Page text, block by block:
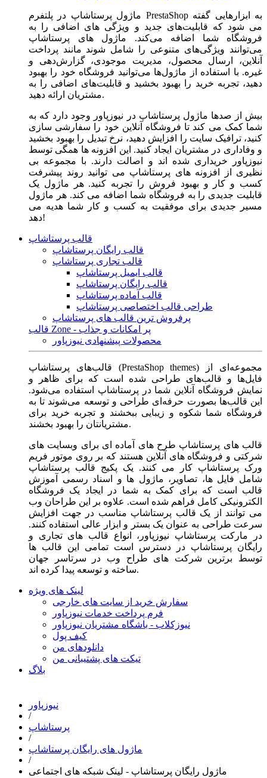
ماژول‌ پرستاشاپ در پلتفرم PrestaShop به ابزارهایی گفته
می شود که قابلیت‌های جدید و ویژگی های اضافی را به
فروشگاه شما اضافه می‌کند. ماژول های پرستاشاپ
می‌توانند ویژگی‌های متنوعی را شامل شوند مانند پرداخت
آنلاین، ارسال محصول، مدیریت موجودی، گزارش‌دهی و
غیره. با استفاده از ماژول‌ها می‌توانید فروشگاه خود را بهبود
دهید، تجربه خرید را بهبود بخشید و قابلیت‌های اضافی را به
مشتریان ارائه دهید.
بیش از صدها ماژول پرستاشاپ در نیوزپاور وجود دارد که به
شما کمک می کند تا فروشگاه آنلاین خود را سفارشی سازی
کنید، ترافیک سایت را افزایش دهید، نرخ تبدیل را بهبود بخشید
و وفاداری در مشتریان ایجاد کنید. این افزونه ها همگی توسط
نیوزپاور خریداری شده اند و اصالت دارند. با مجموعه بی
نظیری از افزونه های پرستاشاپ می توانید روند پیشرفت
کسب و کار و بهبود فروش را تجربه کنید. هر ماژول یک
قابلیت جدیدی را به فروشگاه شما اضافه می کند. هر ماژول
مسیر جدیدی برای موفقیت به کسب و کار شما هدیه می
دهد!
قالب پرستاشاپ
قالب رایگان پرستاشاپ
قالب تجاری پرستاشاپ
قالب ایمیل پرستاشاپ
قالب رایگان پرستاشاپ
قالب آماده پرستاشاپ
طراحی قالب اختصاصی پرستاشاپ
پرفروش ترین قالب های پرستاشاپ
قالب Zone - پر امکانات و جذاب
محصولات پیشنهادی نیوزپاور
قالب‌های پرستاشاپ (PrestaShop themes) مجموعه‌ای از
فایل‌ها و قالب‌های طراحی شده است که برای ظاهر و
نمایش فروشگاه آنلاین شما در پرستاشاپ استفاده می‌شود.
این قالب‌ها بصورت حرفه‌ای طراحی و توسعه می‌شوند تا به
فروشگاه شما شکوه و زیبایی ببخشند و تجربه خرید برای
مشتریانتان را بهبود بخشند.
قالب های پرستاشاپ طرح های آماده ای برای وبسایت های
شرکتی و فروشگاه های آنلاین هستند که بر روی موتور فریم
ورک پرستاشاپ کار می کنند. یک پکیج قالب پرستاشاپ
شامل فایل ها، تصاویر، ماژول ها و اسناد رسمی آموزش
قالب است که برای کمک به شما در ایجاد یک فروشگاه
الکترونیکی کامل فراهم شده است. علاوه بر این طراحان وب
می توانند از یک قالب پرستاشاپ مناسب در جهت افزایش
سرعت طراحی به عنوان یک بستر و ابزار عالی استفاده کنند.
در مارکت پرستاشاپ نیوزپاور، انواع قالب های تجاری و
رایگان پرستاشاپ در دسترس است تمامی این قالب ها
توسط برترین شرکت های طراح وب در سرتاسر جهان
ساخته و توسعه پیدا کرده اند.
لینک های ویژه
سفارش خرید از سایت های خارجی
فرم پرداخت خدمات نیوزپاور
نیوزکلاب - باشگاه مشتریان نیوزپاور
کیف پول
دانلودهای من
تیکت های پشتیبانی من
بلاگ
نیوزپاور
/
پرستاشاپ
/
ماژول های رایگان پرستاشاپ
/
ماژول رایگان پرستاشاپ - لینک شبکه های اجتماعی